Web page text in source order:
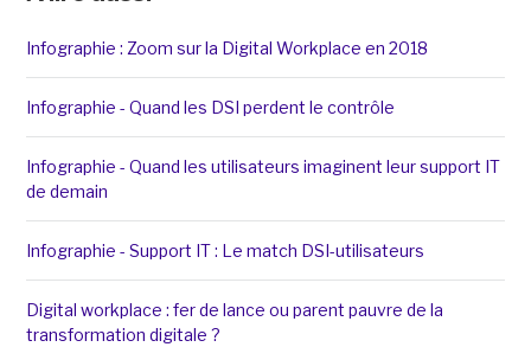
Infographie : Zoom sur la Digital Workplace en 2018
Infographie - Quand les DSI perdent le contrôle
Infographie - Quand les utilisateurs imaginent leur support IT
de demain
Infographie - Support IT : Le match DSI-utilisateurs
Digital workplace : fer de lance ou parent pauvre de la
transformation digitale ?